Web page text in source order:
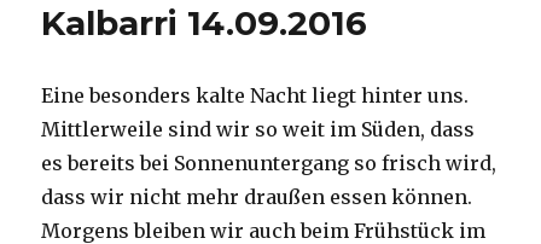
Kalbarri 14.09.2016
Eine besonders kalte Nacht liegt hinter uns.
Mittlerweile sind wir so weit im Süden, dass
es bereits bei Sonnenuntergang so frisch wird,
dass wir nicht mehr draußen essen können.
Morgens bleiben wir auch beim Frühstück im